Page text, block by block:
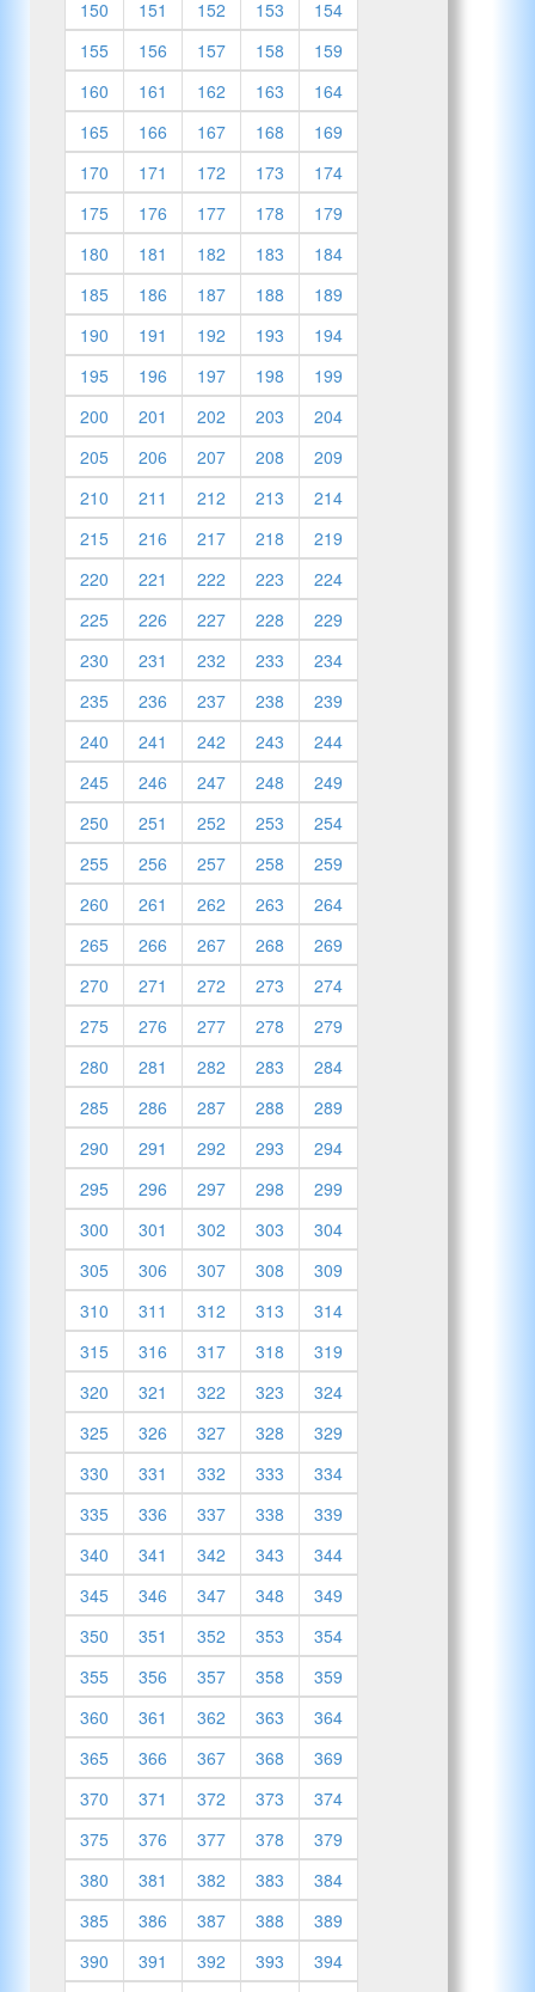
150
151 152 153
154
155
156 157 158
159
160
161 162 163
164
165
166 167 168
169
170
171 172 173
174
175
176 177 178
179
180
181 182 183
184
185
186 187 188
189
190
191 192 193
194
195
196 197 198
199
200
201 202 203
204
205
206 207 208
209
210
211 212 213
214
215
216 217 218
219
220
221 222 223
224
225
226 227 228
229
230
231 232 233
234
235
236 237 238
239
240
241 242 243
244
245
246 247 248
249
250
251 252 253
254
255
256 257 258
259
260
261 262 263
264
265
266 267 268
269
270
271 272 273
274
275
276 277 278
279
280
281 282 283
284
285
286 287 288
289
290
291 292 293
294
295
296 297 298
299
300
301 302 303
304
305
306 307 308
309
310
311 312 313
314
315
316 317 318
319
320
321 322 323
324
325
326 327 328
329
330
331 332 333
334
335
336 337 338
339
340
341 342 343
344
345
346 347 348
349
350
351 352 353
354
355
356 357 358
359
360
361 362 363
364
365
366 367 368
369
370
371 372 373
374
375
376 377 378
379
380
381 382 383
384
385
386 387 388
389
390
391 392 393
394